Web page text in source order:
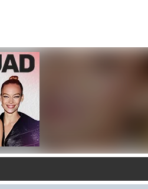
Benachrichtigung bei Streaming-